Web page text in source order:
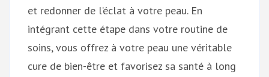
et redonner de l’éclat à votre peau. En
intégrant cette étape dans votre routine de
soins, vous offrez à votre peau une véritable
cure de bien-être et favorisez sa santé à long